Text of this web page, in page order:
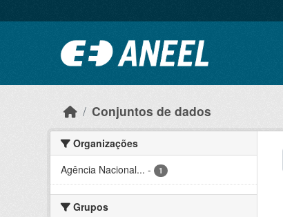
Conjuntos de dados
Organizações
Agência Nacional... - 1
Grupos